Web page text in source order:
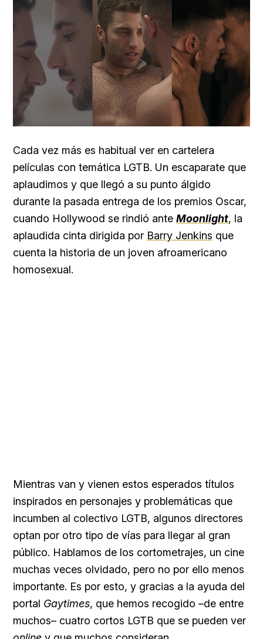
Cada vez más es habitual ver en cartelera
películas con temática LGTB. Un escaparate que
aplaudimos y que llegó a su punto álgido
durante la pasada entrega de los premios Oscar,
cuando Hollywood se rindió ante Moonlight, la
aplaudida cinta dirigida por Barry Jenkins que
cuenta la historia de un joven afroamericano
homosexual.
Mientras van y vienen estos esperados títulos
inspirados en personajes y problemáticas que
incumben al colectivo LGTB, algunos directores
optan por otro tipo de vías para llegar al gran
público. Hablamos de los cortometrajes, un cine
muchas veces olvidado, pero no por ello menos
importante. Es por esto, y gracias a la ayuda del
portal Gaytimes, que hemos recogido –de entre
muchos– cuatro cortos LGTB que se pueden ver